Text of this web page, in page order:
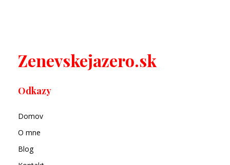
Zenevskejazero.sk
Odkazy
Domov
O mne
Blog